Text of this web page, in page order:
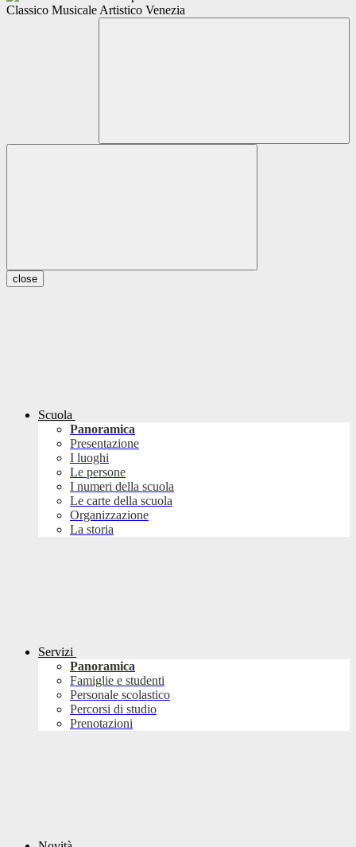
close
Scuola
Panoramica
Presentazione
I luoghi
Le persone
I numeri della scuola
Le carte della scuola
Organizzazione
La storia
Servizi
Panoramica
Famiglie e studenti
Personale scolastico
Percorsi di studio
Prenotazioni